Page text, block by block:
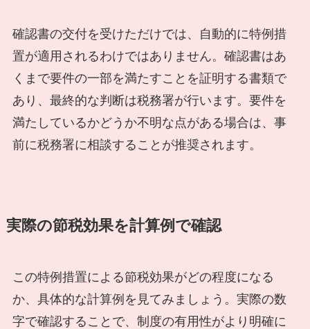
確認書の交付を受けただけでは、自動的に特例措
置が適用されるわけではありません。確認書はあ
くまで要件の一部を満たすことを証明する書類で
あり、最終的な判断は税務署が行います。要件を
満たしているかどうか不明な点がある場合は、事
前に税務署に相談することが推奨されます。
実際の節税効果を計算例で確認
この特例措置による節税効果がどの程度になる
か、具体的な計算例を見てみましょう。実際の数
字で確認することで、制度の有用性がより明確に